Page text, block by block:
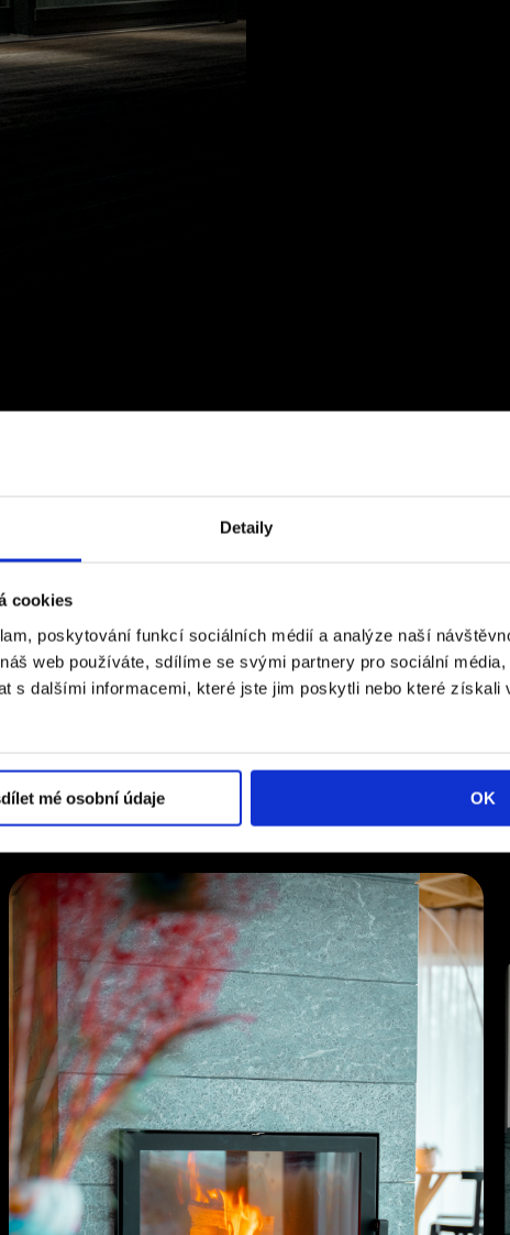
Detaily
cookies
poskytování funkcí sociálních médií a analýze naší
web používáte, sdílíme se svými partnery pro sociální
s dalšími informacemi, které jste jim poskytli nebo které získali
mé osobní údaje OK